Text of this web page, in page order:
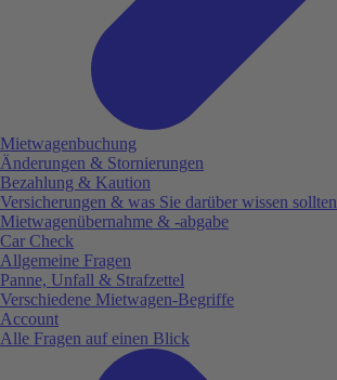
Mietwagenbuchung
Änderungen & Stornierungen
Bezahlung & Kaution
Versicherungen & was Sie darüber wissen sollten
Mietwagenübernahme & -abgabe
Car Check
Allgemeine Fragen
Panne, Unfall & Strafzettel
Verschiedene Mietwagen-Begriffe
Account
Alle Fragen auf einen Blick